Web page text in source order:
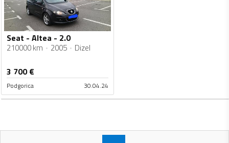
Seat - Altea - 2.0
210000 km 2005 Dizel
3 700€
Podgorica 30.04.24